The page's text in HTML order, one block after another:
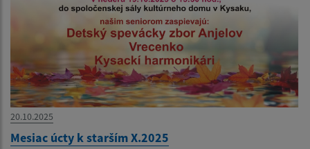
20.10.2025
Mesiac úcty k starším X.2025